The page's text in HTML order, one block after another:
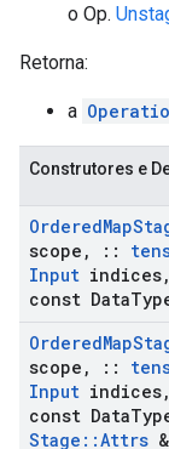
o Op.
Retorna:
a
Construtores e
OrderedMap
scope , ::
Input indices,
const Data
OrderedMap
scope , ::
Input indices,
const Data
Stage ::Attrs